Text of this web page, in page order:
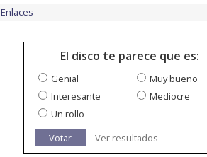
Enlaces
El disco te parece que es:
Genial
Muy bueno
Interesante
Mediocre
Un rollo
Votar
Ver resultados